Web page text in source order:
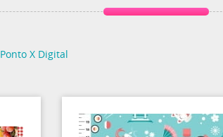
Ponto X Digital